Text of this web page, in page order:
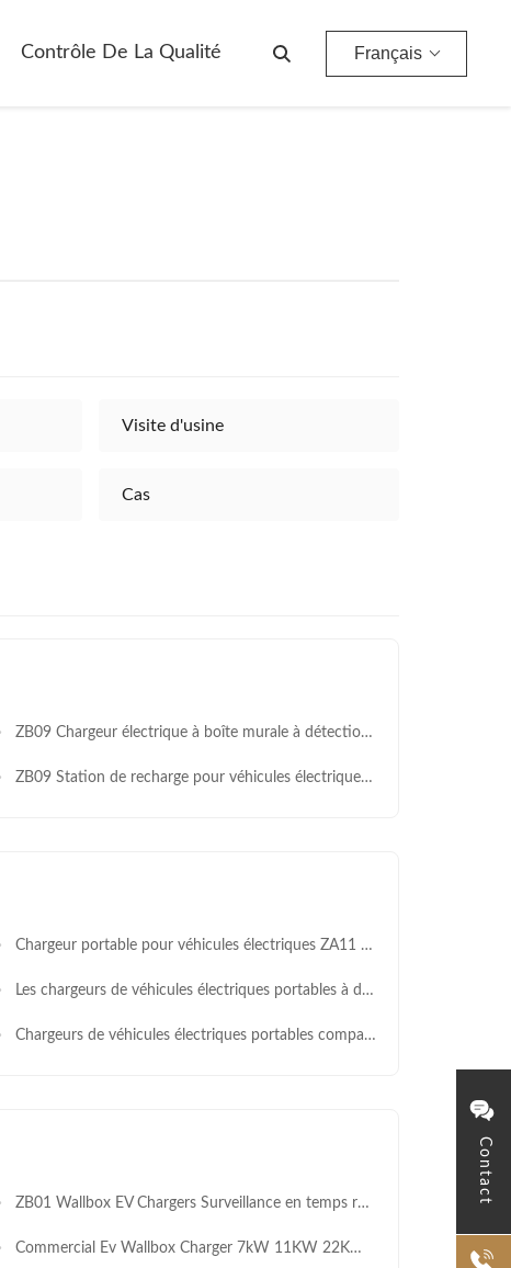
Contact
Contrôle De La Qualité Français
Visite d'usine
Cas
ZB09 Chargeur électrique à boîte murale à détection multi-intelligente avec système d'équilibrage de charge OCPP 1.6
ZB09 Station de recharge pour véhicules électriques 7,2 kW 32A avec détection multi-intelligente
Chargeur portable pour véhicules électriques ZA11 ′′ affichage LCD de 1,9 pouce, courant réglable à 4 niveaux
Les chargeurs de véhicules électriques portables à détection multi-intelligents ZA06 3,5 kW 7 kW IP65
Chargeurs de véhicules électriques portables compacts intelligents pour une utilisation commerciale à long terme IP65
ZB01 Wallbox EV Chargers Surveillance en temps réel avec indicateur LED 3 couleurs
Commercial Ev Wallbox Charger 7kW 11KW 22KW Certification CQC